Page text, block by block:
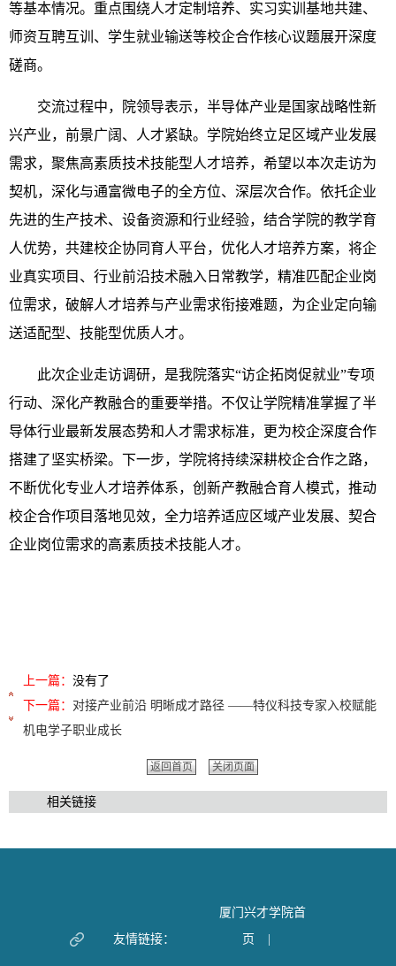
等基本情况。重点围绕人才定制培养、实习实训基地共建、
师资互聘互训、学生就业输送等校企合作核心议题展开深度
磋商。
交流过程中， 院领导表示，半导体产业是国家战略性新
兴产业，前景广阔、人才紧缺。学院始终立足区域产业发展
需求，聚焦高素质技术技能型人才培养，希望以本次走访为
契机，深化与通富微电子的全方位、深层次合作。依托企业
先进的生产技术、设备资源和行业经验，结合学院的教学育
人优势，共建校企协同育人平台，优化人才培养方案，将企
业真实项目、行业前沿技术融入日常教学，精准匹配企业岗
位需求，破解人才培养与产业需求衔接难题，为企业定向输
送适配型、技能型优质人才。
此次企业走访调研，是我院落实“访企拓岗促就业”专项
行动、深化产教融合的重要举措。不仅让学院精准掌握了半
导体行业最新发展态势和人才需求标准，更为校企深度合作
搭建了坚实桥梁。下一步，学院将持续深耕校企合作之路，
不断优化专业人才培养体系，创新产教融合育人模式，推动
校企合作项目落地见效，全力培养适应区域产业发展、契合
企业岗位需求的高素质技术技能人才。
上一篇： 没有了
下一篇： 对接产业前沿 明晰成才路径 ——特仪科技专家入校赋能
机电学子职业成长
返回首页 关闭页面
相关链接
友情链接：
厦门兴才学院首
页